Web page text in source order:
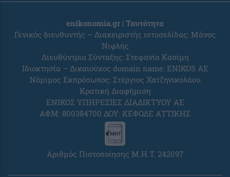
enikonomia.gr | Ταυτότητα
Γενικός διευθυντής – Διαχειριστής ιστοσελίδας: Μάνος
Νιφλής
Διευθύντρια Σύνταξης: Στεφανία Κασίμη
Ιδιοκτησία – Δικαιούχος domain name: ENIKOS AE
Νόμιμος Εκπρόσωπος: Στέργιος Χατζηνικολάου
Κρατική Διαφήμιση
ΕΝΙΚΟΣ ΥΠΗΡΕΣΙΕΣ ΔΙΑΔΙΚΤΥΟΥ ΑΕ
ΑΦΜ: 800384700 ΔΟΥ: ΚΕΦΟΔΕ ΑΤΤΙΚΗΣ
Αριθμός Πιστοποίησης Μ.Η.Τ. 242097